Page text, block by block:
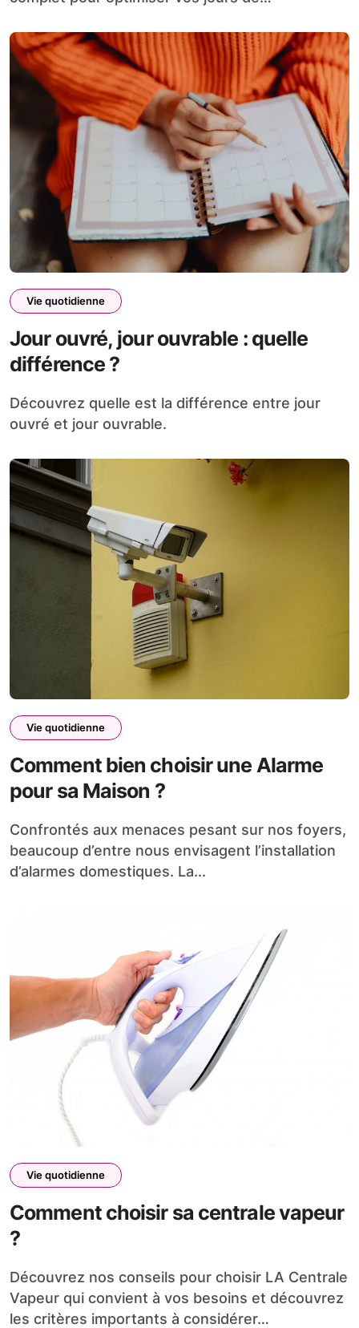
Vie quotidienne
Jour ouvré, jour ouvrable : quelle
différence ?
Découvrez quelle est la différence entre jour
ouvré et jour ouvrable.
Vie quotidienne
Comment bien choisir une Alarme
pour sa Maison ?
Confrontés aux menaces pesant sur nos foyers,
beaucoup d’entre nous envisagent l’installation
d’alarmes domestiques. La...
Vie quotidienne
Comment choisir sa centrale vapeur
?
Découvrez nos conseils pour choisir LA Centrale
Vapeur qui convient à vos besoins et découvrez
les critères importants à considérer…